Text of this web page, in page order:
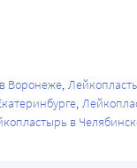
Воронеже
в